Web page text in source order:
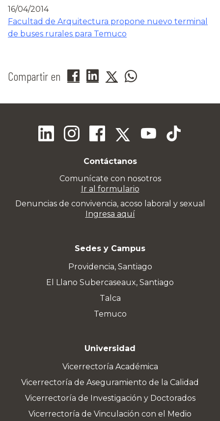
16/04/2014
Facultad de Arquitectura propone nuevo terminal
de buses rurales para Temuco
Compartir en
Contáctanos
Comunícate con nosotros
Ir al formulario
Denuncias de convivencia, acoso laboral y sexual
Ingresa aquí
Sedes y Campus
Providencia, Santiago
El Llano Subercaseaux, Santiago
Talca
Temuco
Universidad
Vicerrectoría Académica
Vicerrectoría de Aseguramiento de la Calidad
Vicerrectoría de Investigación y Doctorados
Vicerrectoría de Vinculación con el Medio